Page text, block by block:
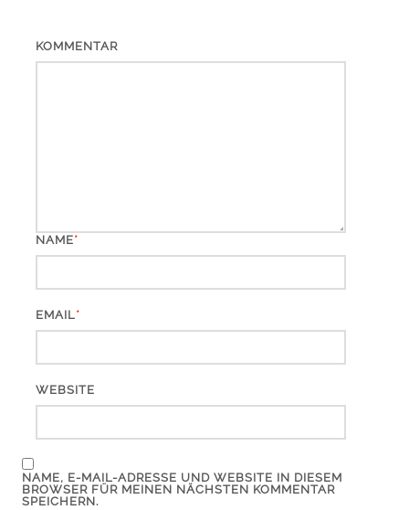
KOMMENTAR
NAME*
EMAIL*
WEBSITE
NAME, E-MAIL-ADRESSE UND WEBSITE IN DIESEM
BROWSER FÜR MEINEN NÄCHSTEN KOMMENTAR
SPEICHERN.